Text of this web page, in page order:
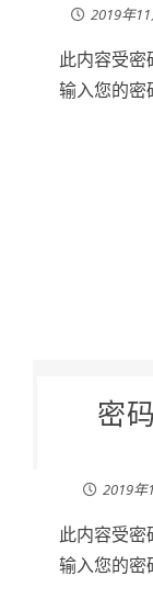
2019年
此内容受
输入您的密
密
2019年
此内容受
输入您的密